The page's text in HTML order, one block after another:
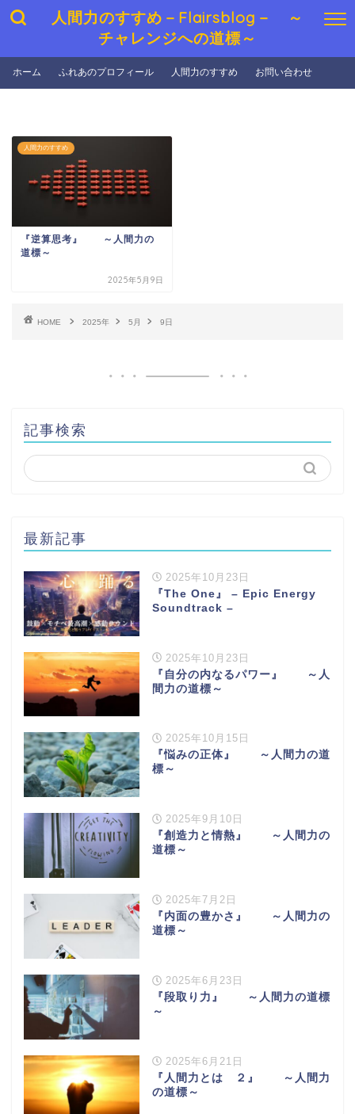
人間力のすすめ－Flairsblog－ ～
チャレンジへの道標～
ホーム ふれあのプロフィール 人間力のすすめ お問い合わせ
人間力のすすめ
『逆算思考』 ～人間力の
道標～
2025年5月9日
HOME 2025年 5月 9日
記事検索
最新記事
2025年10月23日
『The One』 – Epic Energy
Soundtrack –
2025年10月23日
『自分の内なるパワー』 ～人
間力の道標～
2025年10月15日
『悩みの正体』 ～人間力の道
標～
2025年9月10日
『創造力と情熱』 ～人間力の
道標～
2025年7月2日
『内面の豊かさ』 ～人間力の
道標～
2025年6月23日
『段取り力』 ～人間力の道標
～
2025年6月21日
『人間力とは ２』 ～人間力
の道標～